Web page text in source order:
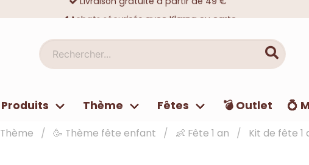
Achats sécurisés avec Klarna ou carte
Rechercher...
Produits Thème Fêtes 💣 Outlet 💍
Thème 🥳 Thème fête enfant 👶 Fête 1 an Kit de fête 1